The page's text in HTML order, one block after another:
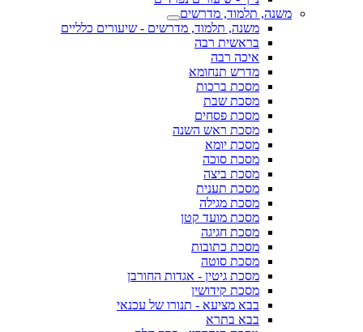
משנה, תלמוד, מדרשים
משנה, תלמוד, מדרשים - שיעורים כלליים
בראשית רבה
איכה רבה
מדרש תנחומא
מסכת ברכות
מסכת שבת
מסכת פסחים
מסכת ראש השנה
מסכת יומא
מסכת סוכה
מסכת ביצה
מסכת תענית
מסכת מגילה
מסכת מועד קטן
מסכת חגיגה
מסכת כתובות
מסכת סוטה
מסכת גיטין - אגדות החורבן
מסכת קידושין
בבא מציעא - תנורו של עכנאי
בבא בתרא